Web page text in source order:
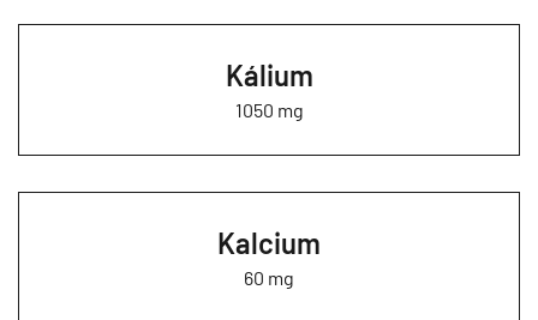
Kálium
1050 mg
Kalcium
60 mg